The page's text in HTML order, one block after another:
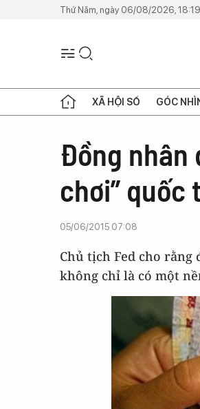
Thứ Năm, ngày 06/08/2026,
XÃ HỘI SỐ GÓC
Đồng nhân
chơi” quốc
05/06/2015 07:08
Chủ tịch Fed cho
không chỉ là có một